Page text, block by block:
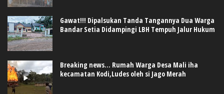
Gawat!!! Dipalsukan Tanda Tangannya Dua Warga
Bandar Setia Didampingi LBH Tempuh Jalur Hukum
Breaking news... Rumah Warga Desa Mali iha
kecamatan Kodi,Ludes oleh si Jago Merah